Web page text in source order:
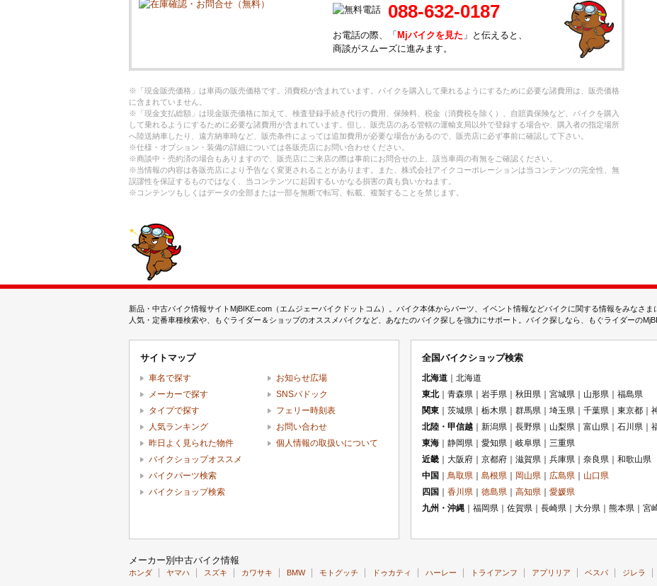
088-632-0187
お電話の際、「 Mjバイクを見た 」と伝えると、
商談がスムーズに進みます。
※「現金販売価格」は車両の販売価格です。消費税が含まれています。バイクを購入して乗れるようにするために必要な諸費用は、販売価格
に含まれていません。
※「現金支払総額」は現金販売価格に加えて、検査登録手続き代行の費用、保険料、税金（消費税を除く）、自賠責保険など、バイクを購入
して乗れるようにするために必要な諸費用が含まれています。但し、販売店のある管轄の運輸支局以外で登録する場合や、購入者の指定場所
へ陸送納車したり、遠方納車時など、販売条件によっては追加費用が必要な場合があるので、販売店に必ず事前に確認して下さい。
※仕様・オプション・装備の詳細については各販売店にお問い合わせください。
※商談中・売約済の場合もありますので、販売店にご来店の際は事前にお問合せの上、該当車両の有無をご確認ください。
※当情報の内容は各販売店により予告なく変更されることがあります。また、株式会社アイクコーポレーションは当コンテンツの完全性、無
誤謬性を保証するものではなく、当コンテンツに起因するいかなる損害の責も負いかねます。
※コンテンツもしくはデータの全部または一部を無断で転写、転載、複製することを禁じます。
新品・中古バイク情報サイトMjBIKE.com（エムジェーバイクドットコム）。バイク本体からパーツ、イベント情報などバイクに関する情報をみなさま
人気・定番車種検索や、もぐライダー＆ショップのオススメバイクなど、あなたのバイク探しを強力にサポート。バイク探しなら、もぐライダーの
サイトマップ
車名で探す
メーカーで探す
タイプで探す
人気ランキング
昨日よく見られた物件
バイクショップオススメ
バイクパーツ検索
バイクショップ検索
お知らせ広場
SNSパドック
フェリー時刻表
お問い合わせ
個人情報の取扱いについて
全国バイクショップ検索
北海道 ｜北海道
東北｜青森県｜岩手県｜秋田県｜宮城県｜山形県｜福島県
関東 ｜茨城県｜栃木県｜群馬県｜埼玉県｜千葉県｜東京都｜
北陸・甲信越 ｜新潟県｜長野県｜山梨県｜富山県｜石川県｜
東海 ｜静岡県｜愛知県｜岐阜県｜三重県
近畿 ｜大阪府｜京都府｜滋賀県｜兵庫県｜奈良県｜和歌山県
中国
鳥取県 島根県 岡山県 広島県
山口県
四国
香川県 徳島県 高知県
愛媛県
九州・沖縄 ｜福岡県｜佐賀県｜長崎県｜大分県｜熊本県｜宮
メーカー別中古バイク情報
ホンダ ヤマハ スズキ カワサキ BMW モトグッチ ドゥカティ ハーレー トライアンフ アプリリア ベスパ ジレラ